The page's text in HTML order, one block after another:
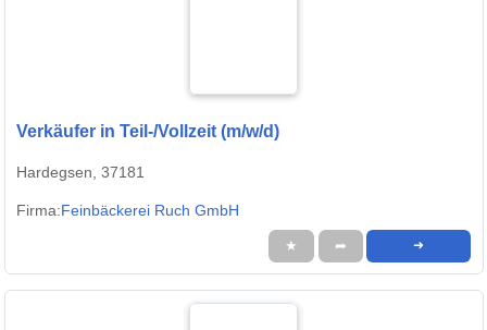
Verkäufer in Teil-/Vollzeit (m/w/d)
Hardegsen, 37181
Firma:Feinbäckerei Ruch GmbH
★ ➦ ➜